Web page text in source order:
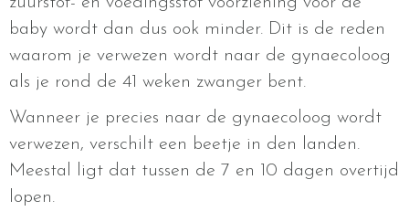
baby wordt dan dus ook minder. Dit is de reden
waarom je verwezen wordt naar de gynaecoloog
als je rond de 41 weken zwanger bent.
Wanneer je precies naar de gynaecoloog wordt
verwezen, verschilt een beetje in den landen.
Meestal ligt dat tussen de 7 en 10 dagen overtijd
lopen.